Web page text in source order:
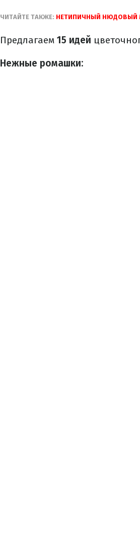
ЧИТАЙТЕ ТАКЖЕ: НЕТИПИЧНЫЙ НЮДОВЫЙ
Предлагаем 15 идей
Нежные ромашки: